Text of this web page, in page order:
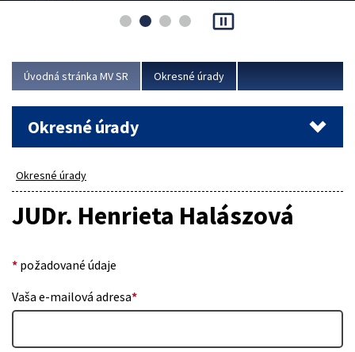
asociácie poisťovní (SLASPO) a Ministerstva vnútra SR.
Viac
pause_presentation
Úvodná stránka MV SR Okresné úrady
Okresné úrady
Okresné úrady
JUDr. Henrieta Halászová
* požadované údaje
Vaša e-mailová adresa*